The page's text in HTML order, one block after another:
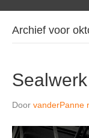
Archief voor
Door vanderPanne